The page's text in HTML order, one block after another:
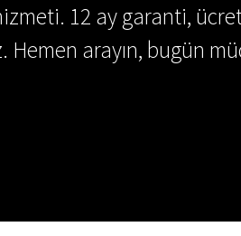
12 ay garanti,
Hemen arayın, bugün